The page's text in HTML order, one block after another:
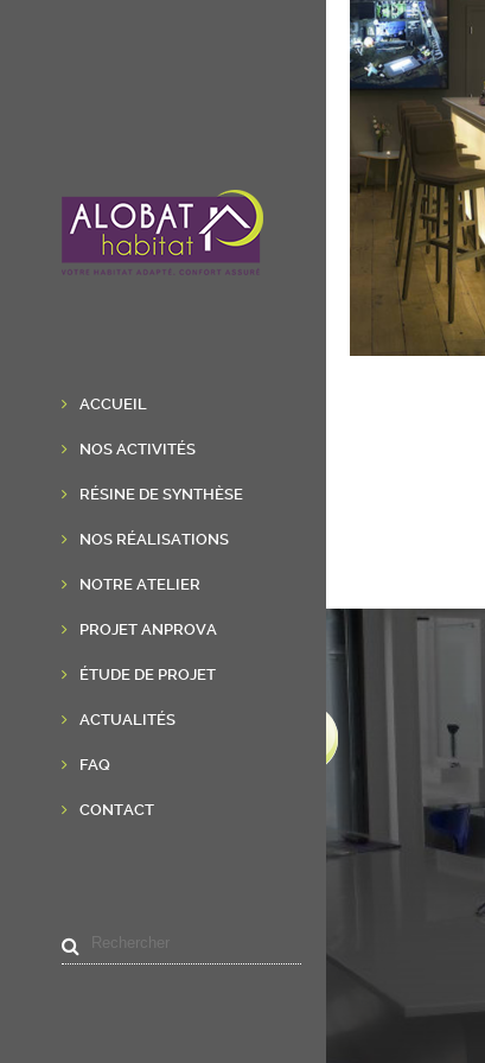
ACCUEIL
NOS ACTIVITÉS
RÉSINE DE SYNTHÈSE
NOS RÉALISATIONS
NOTRE ATELIER
PROJET ANPROVA
ÉTUDE DE PROJET
ACTUALITÉS
FAQ
CONTACT
Résine de synthèse